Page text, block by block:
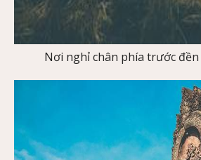
Nơi nghỉ chân phía trước đền